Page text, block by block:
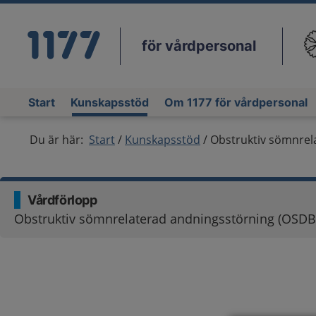
för vårdpersonal
Start Kunskapsstöd Om 1177 för vårdpersonal
Du är här: Start Kunskapsstöd Obstruktiv
Vårdförlopp
Obstruktiv sömnrelaterad andningsstörning